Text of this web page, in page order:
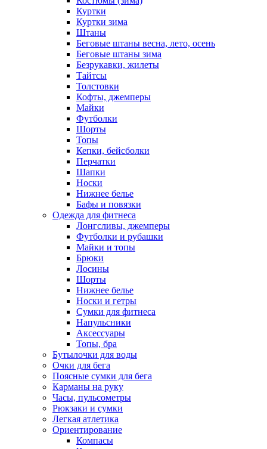
Куртки
Куртки зима
Штаны
Беговые штаны весна, лето, осень
Беговые штаны зима
Безрукавки, жилеты
Тайтсы
Толстовки
Кофты, джемперы
Майки
Футболки
Шорты
Топы
Кепки, бейсболки
Перчатки
Шапки
Носки
Нижнее белье
Бафы и повязки
Одежда для фитнеса
Лонгсливы, джемперы
Футболки и рубашки
Майки и топы
Брюки
Лосины
Шорты
Нижнее белье
Носки и гетры
Сумки для фитнеса
Напульсники
Аксессуары
Топы, бра
Бутылочки для воды
Очки для бега
Поясные сумки для бега
Карманы на руку
Часы, пульсометры
Рюкзаки и сумки
Легкая атлетика
Ориентирование
Компасы